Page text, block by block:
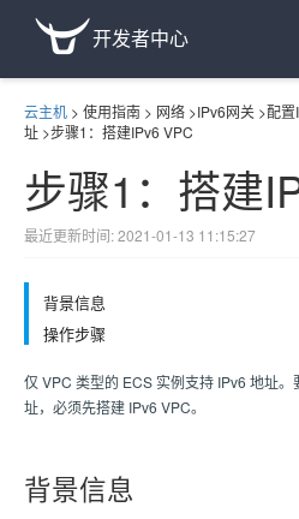
开发者中心
云主机 > 使用指南 > 网络 >IPv6网关 >配置
址 >步骤1：搭建IPv6 VPC
步骤1：搭建
最近更新时间: 2021-01-13 11:15:27
背景信息
操作步骤
仅 VPC 类型的 ECS 实例支持 IPv6 地址
址，必须先搭建 IPv6 VPC。
背景信息